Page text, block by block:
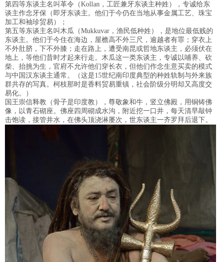
第四等东谈主名叫革令（Kollan，工匠兼牙东谈主种姓），专诚给东
谈主作念牙保（即牙东谈主。他们于今仍在当地从事金属工艺、珠宝
加工和袖珍贸易）；
第五等东谈主名叫木瓜（Mukkuvar，渔民低种姓），是地位最低贱的
东谈主。他们于今住在海边，屋檐高不外三尺，逾越者有罪；穿衣上
不外肚脐，下不外膝；走在路上，遭受南昆或哲地东谈主，必须伏在
地上，等他们昔时才起来行走。木瓜这一类东谈主，专诚以哺养、砍
柴、抬挑为生，官府不允许他们穿长衣，但他们作念生意买卖的模式
与中国汉东谈主通常。（这是15世纪南印度典型的种姓轨制与外来族
群共存的写真。柯枝那时是香料贸易重镇，社会阶级分明却又高度交
易化。）
国王崇信释教（骨子是印度教），尊敬象和牛，竖立佛殿，用铜铸佛
像，以青石砌座。佛座四周砌成水沟，附近挖一口井，每天清早敲钟
击饱读，接管井水，在佛头顶浇淋屡次，世东谈主一齐罗拜后退下。